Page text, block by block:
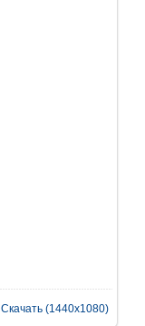
Скачать (1440x1080)